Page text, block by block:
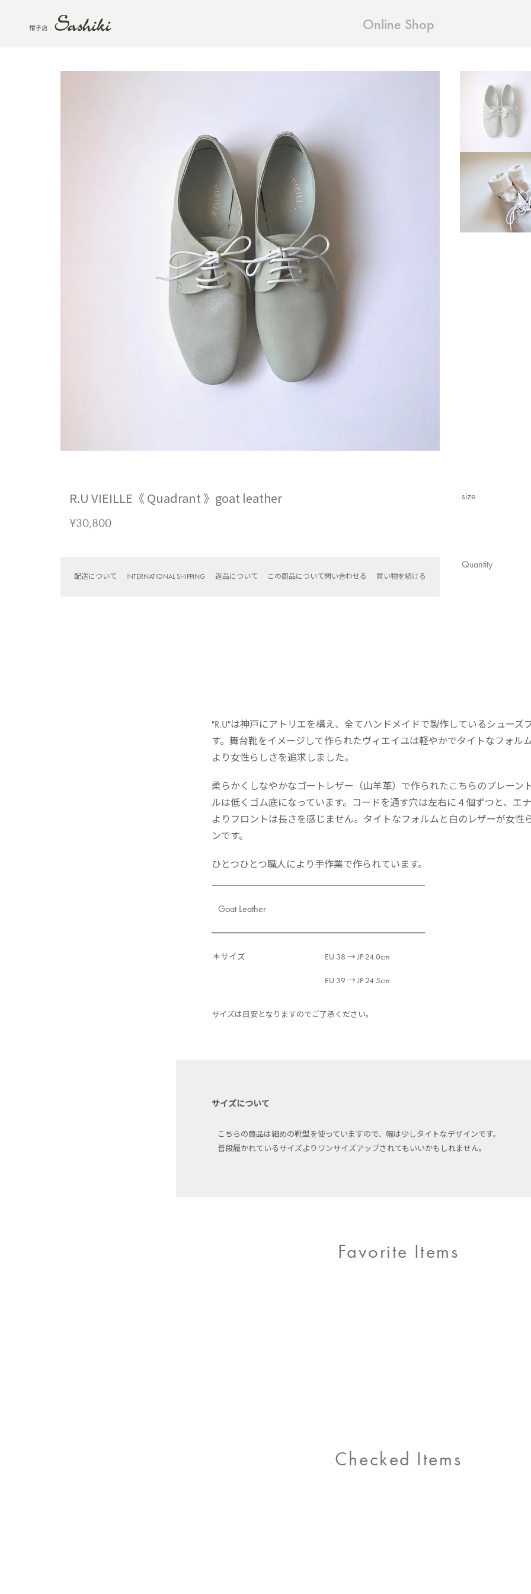
Online Shop
R.U VIEILLE《 Quadrant 》goat leather
¥30,800
配送について INTERNATIONAL SHIPPING 返品について この商品について問い合わせる 買い物を続ける
size
Quantity
"R.U"は神戸にアトリエを構え、全てハンドメイドで製作しているシューズ
す。舞台靴をイメージして作られたヴィエイユは軽やかでタイトなフォル
より女性らしさを追求しました。
柔らかくしなやかなゴートレザー（山羊革）で作られたこちらのプレーン
ルは低くゴム底になっています。コードを通す穴は左右に４個ずつと、エ
よりフロントは長さを感じません。タイトなフォルムと白のレザーが女性
ンです。
ひとつひとつ職人により手作業で作られています。
Goat Leather
＊サイズ EU 38 → JP 24.0cm
EU 39 → JP 24.5cm
サイズは目安となりますのでご了承ください。
サイズについて
こちらの商品は細めの靴型を使っていますので、幅は少しタイトなデザインです。
普段履かれているサイズよりワンサイズアップされてもいいかもしれません。
Favorite Items
Checked Items